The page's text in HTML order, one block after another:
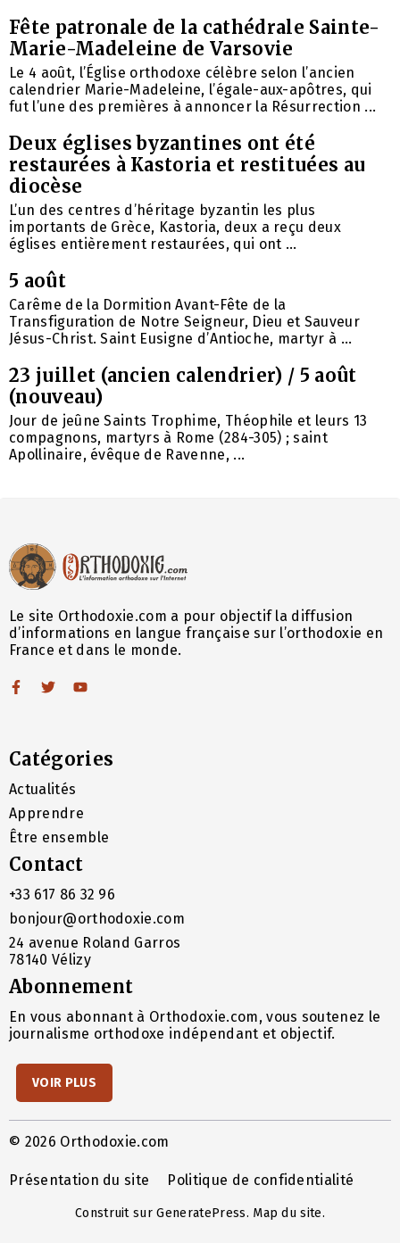
Fête patronale de la cathédrale Sainte-
Marie-Madeleine de Varsovie
Le 4 août, l’Église orthodoxe célèbre selon l’ancien
calendrier Marie-Madeleine, l’égale-aux-apôtres, qui
fut l’une des premières à annoncer la Résurrection ...
Deux églises byzantines ont été
restaurées à Kastoria et restituées au
diocèse
L’un des centres d’héritage byzantin les plus
importants de Grèce, Kastoria, deux a reçu deux
églises entièrement restaurées, qui ont ...
5 août
Carême de la Dormition Avant-Fête de la
Transfiguration de Notre Seigneur, Dieu et Sauveur
Jésus-Christ. Saint Eusigne d’Antioche, martyr à ...
23 juillet (ancien calendrier) / 5 août
(nouveau)
Jour de jeûne Saints Trophime, Théophile et leurs 13
compagnons, martyrs à Rome (284-305) ; saint
Apollinaire, évêque de Ravenne, ...
Le site Orthodoxie.com a pour objectif la diffusion
d’informations en langue française sur l’orthodoxie en
France et dans le monde.
Catégories
Actualités
Apprendre
Être ensemble
Contact
+33 617 86 32 96
bonjour@orthodoxie.com
24 avenue Roland Garros
78140 Vélizy
Abonnement
En vous abonnant à Orthodoxie.com, vous soutenez le
journalisme orthodoxe indépendant et objectif.
VOIR PLUS
© 2026 Orthodoxie.com
Présentation du site Politique de confidentialité
Construit surGeneratePress. Map du site.